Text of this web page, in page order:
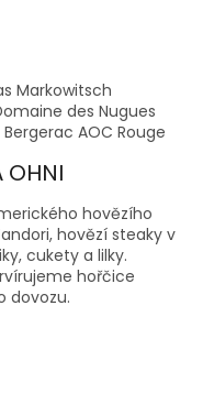
Markowitsch
des Nugues
AOC Rouge
OHNI
hovězího
hovězí steaky v
cukety a lilky.
hořčice
dovozu.